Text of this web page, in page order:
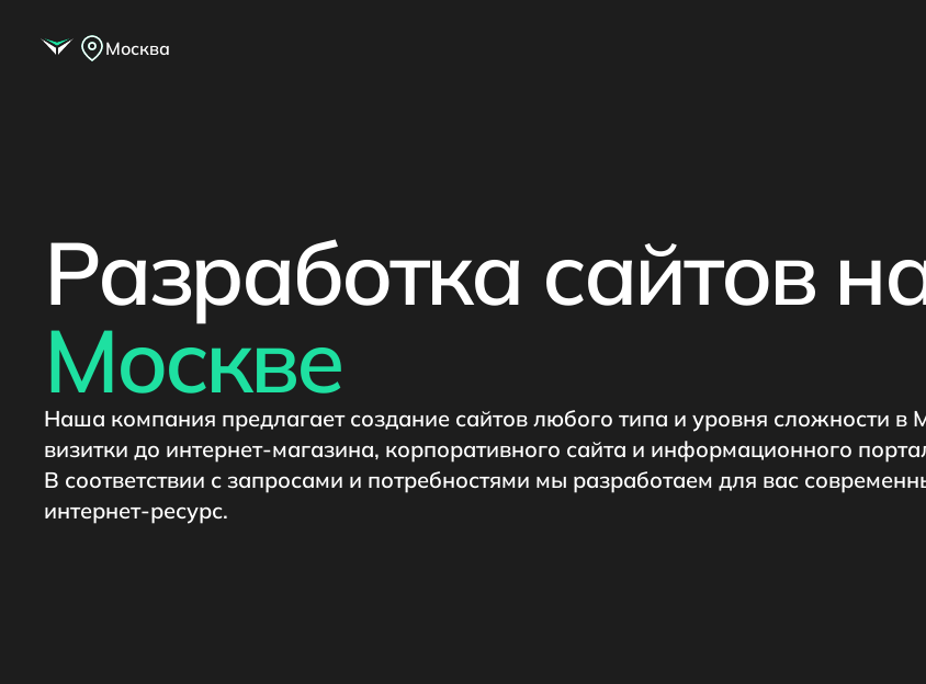
Москва
Разработка сайтов
Москве
Наша компания предлагает создание сайтов любого типа и уровня сложности в
визитки до интернет-магазина, корпоративного сайта и информационного
В соответствии с запросами и потребностями мы разработаем для вас
интернет-ресурс.